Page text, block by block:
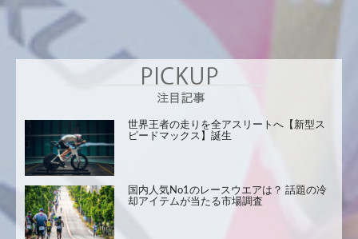
世界王者の走りを全アスリートへ【新型ス
ピードマックス】誕生
国内人気No1のレースウエアは？ 話題の冷
却アイテムが当たる市場調査